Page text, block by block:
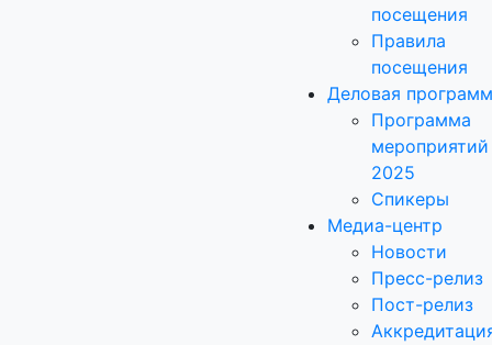
посещения
Правила
посещения
Деловая
Программа
мероприятий
2025
Спикеры
Медиа-центр
Новости
Пресс-релиз
Пост-релиз